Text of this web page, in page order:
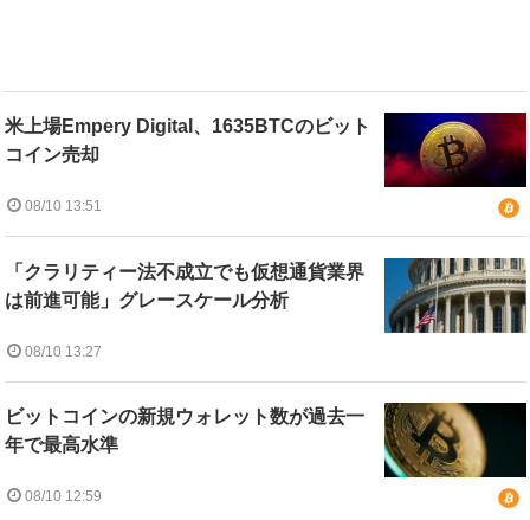
米上場Empery Digital、1635BTCのビット
コイン売却
08/10 13:51
「クラリティー法不成立でも仮想通貨業界
は前進可能」グレースケール分析
08/10 13:27
ビットコインの新規ウォレット数が過去一
年で最高水準
08/10 12:59